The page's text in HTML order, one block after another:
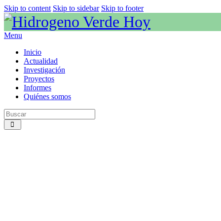
Skip to content Skip to sidebar Skip to footer
Menu
Inicio
Actualidad
Investigación
Proyectos
Informes
Quiénes somos